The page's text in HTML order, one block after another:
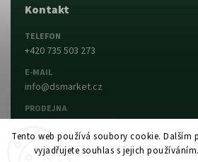
Tento web používá soubory cookie. Dalším
vyjadřujete souhlas s jejich
Kontakt
TELEFON
+420 735 503 273
E-MAIL
info@dsmarket.cz
PRODEJNA
Dlouhá 90, 763 15 Slušovice
Napsat nám Prodejna a otevírací